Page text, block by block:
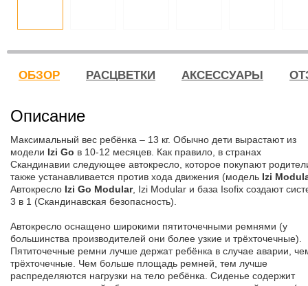
ОБЗОР РАСЦВЕТКИ АКСЕССУАРЫ
Описание
Максимальный вес ребёнка – 13 кг. Обычно дети вырастают из
модели Izi Go в 10-12 месяцев. Как правило, в странах
Скандинавии следующее автокресло, которое покупают
также устанавливается против хода движения (модель Izi
Автокресло Izi Go Modular, Izi Modular и база Isofix создают
3 в 1 (Скандинавская безопасность).
Автокресло оснащено широкими пятиточечными ремнями (у
большинства производителей они более узкие и трёхточечные).
Пятиточечные ремни лучше держат ребёнка в случае аварии,
трёхточечные. Чем больше площадь ремней, тем лучше
распределяются нагрузки на тело ребёнка. Сиденье содержит